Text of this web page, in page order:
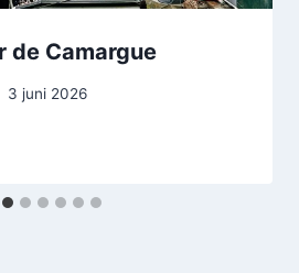
de Camargue
3 juni 2026